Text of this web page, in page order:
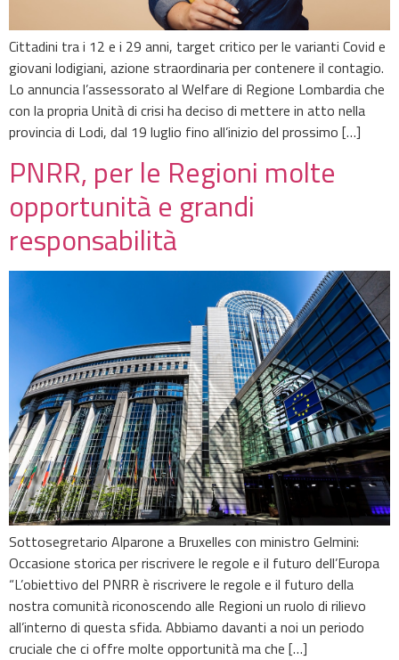
Cittadini tra i 12 e i 29 anni, target critico per le varianti Covid e
giovani lodigiani, azione straordinaria per contenere il contagio.
Lo annuncia l’assessorato al Welfare di Regione Lombardia che
con la propria Unità di crisi ha deciso di mettere in atto nella
provincia di Lodi, dal 19 luglio fino all’inizio del prossimo […]
PNRR, per le Regioni molte
opportunità e grandi
responsabilità
Sottosegretario Alparone a Bruxelles con ministro Gelmini:
Occasione storica per riscrivere le regole e il futuro dell’Europa
“L’obiettivo del PNRR è riscrivere le regole e il futuro della
nostra comunità riconoscendo alle Regioni un ruolo di rilievo
all’interno di questa sfida. Abbiamo davanti a noi un periodo
cruciale che ci offre molte opportunità ma che […]